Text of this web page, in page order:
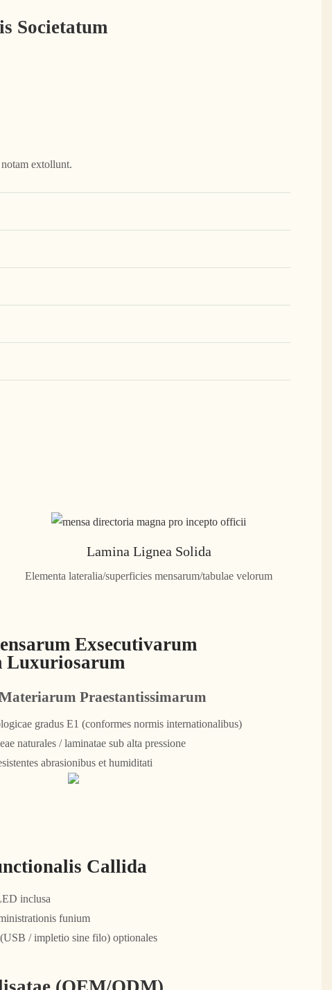
Societatum
extollunt.
Lamina Lignea Solida
Elementa lateralia/superficies mensarum/tabulae velorum
Exsecutivarum
Luxuriosarum
Praestantissimarum
gradus E1 (conformes normis internationalibus)
naturales / laminatae sub alta pressione
abrasionibus et humiditati
Callida
inclusa
funium
/ impletio sine filo) optionales